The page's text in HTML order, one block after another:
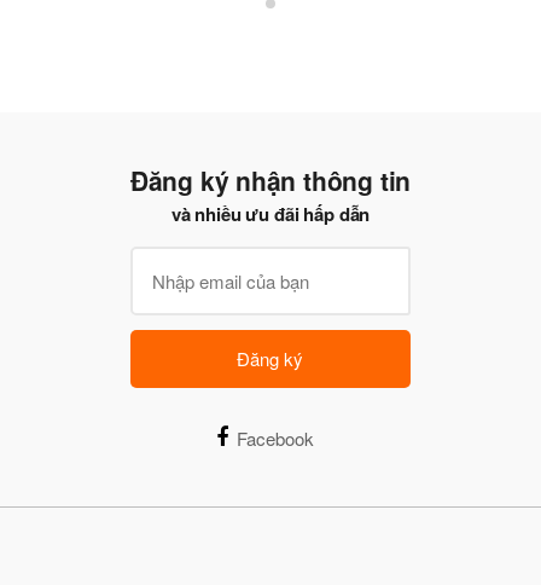
Đăng ký nhận thông tin
và nhiều ưu đãi hấp dẫn
Đăng ký
Facebook